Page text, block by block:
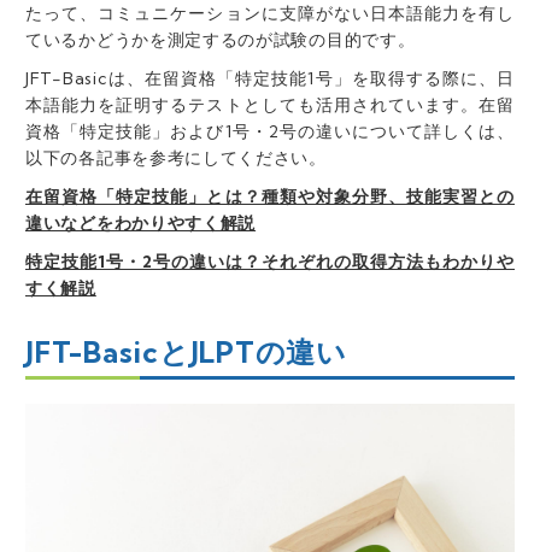
たって、コミュニケーションに支障がない日本語能力を有し
ているかどうかを測定するのが試験の目的です。
JFT-Basicは、在留資格「特定技能1号」を取得する際に、日
本語能力を証明するテストとしても活用されています 。在留
資格「特定技能」および1号・2号の違いについて詳しくは、
以下の各記事を参考にしてください。
在留資格「特定技能」とは？種類や対象分野、技能実習との
違いなどをわかりやすく解説
特定技能1号・2号の違いは？それぞれの取得方法もわかりや
すく解説
JFT-BasicとJLPTの違い